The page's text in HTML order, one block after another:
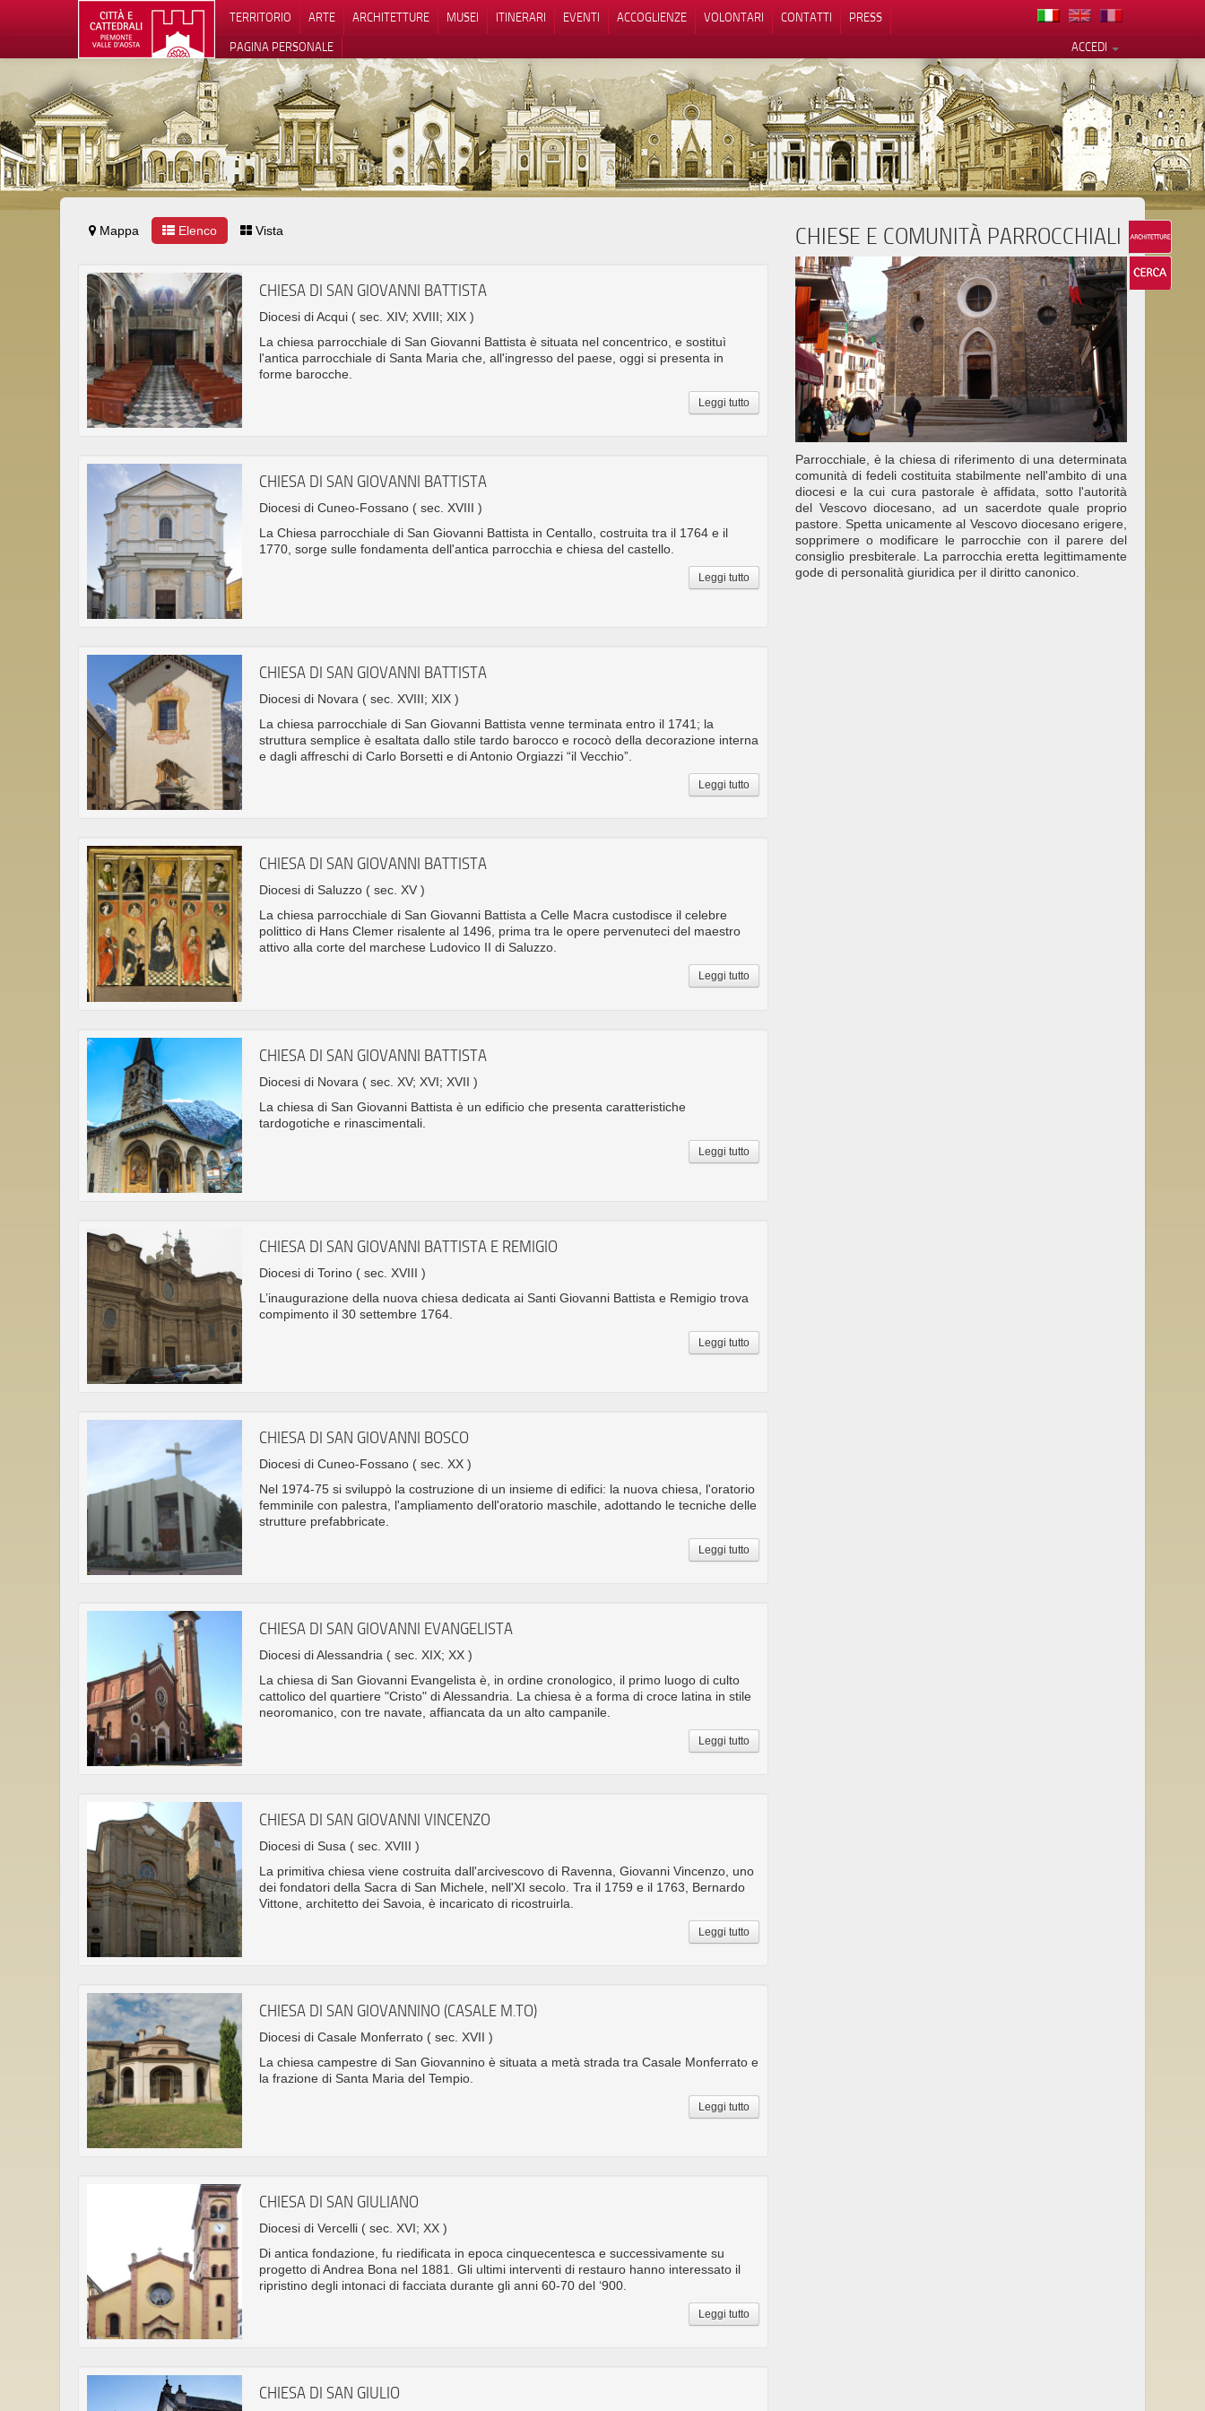
TERRITORIO ARTE ARCHITETTURE MUSEI ITINERARI EVENTI ACCOGLIENZE VOLONTARI CONTATTI
PRESS
ACCEDI
PAGINA PERSONALE
Mappa Elenco Vista
CHIESA DI SAN GIOVANNI BATTISTA
Diocesi di Acqui ( sec. XIV; XVIII; XIX )
La chiesa parrocchiale di San Giovanni Battista è situata nel concentrico, e sostituì
l'antica parrocchiale di Santa Maria che, all'ingresso del paese, oggi si presenta in
forme barocche.
Leggi tutto
CHIESA DI SAN GIOVANNI BATTISTA
Diocesi di Cuneo-Fossano ( sec. XVIII )
La Chiesa parrocchiale di San Giovanni Battista in Centallo, costruita tra il 1764 e il
1770, sorge sulle fondamenta dell'antica parrocchia e chiesa del castello.
Leggi tutto
CHIESA DI SAN GIOVANNI BATTISTA
Diocesi di Novara ( sec. XVIII; XIX )
La chiesa parrocchiale di San Giovanni Battista venne terminata entro il 1741; la
struttura semplice è esaltata dallo stile tardo barocco e rococò della decorazione interna
e dagli affreschi di Carlo Borsetti e di Antonio Orgiazzi “il Vecchio”.
Leggi tutto
CHIESA DI SAN GIOVANNI BATTISTA
Diocesi di Saluzzo ( sec. XV )
La chiesa parrocchiale di San Giovanni Battista a Celle Macra custodisce il celebre
polittico di Hans Clemer risalente al 1496, prima tra le opere pervenuteci del maestro
attivo alla corte del marchese Ludovico II di Saluzzo.
Leggi tutto
CHIESA DI SAN GIOVANNI BATTISTA
Diocesi di Novara ( sec. XV; XVI; XVII )
La chiesa di San Giovanni Battista è un edificio che presenta caratteristiche
tardogotiche e rinascimentali.
Leggi tutto
CHIESA DI SAN GIOVANNI BATTISTA E REMIGIO
Diocesi di Torino ( sec. XVIII )
L’inaugurazione della nuova chiesa dedicata ai Santi Giovanni Battista e Remigio trova
compimento il 30 settembre 1764.
Leggi tutto
CHIESA DI SAN GIOVANNI BOSCO
Diocesi di Cuneo-Fossano ( sec. XX )
Nel 1974-75 si sviluppò la costruzione di un insieme di edifici: la nuova chiesa, l'oratorio
femminile con palestra, l'ampliamento dell'oratorio maschile, adottando le tecniche delle
strutture prefabbricate.
Leggi tutto
CHIESA DI SAN GIOVANNI EVANGELISTA
Diocesi di Alessandria ( sec. XIX; XX )
La chiesa di San Giovanni Evangelista è, in ordine cronologico, il primo luogo di culto
cattolico del quartiere "Cristo" di Alessandria. La chiesa è a forma di croce latina in stile
neoromanico, con tre navate, affiancata da un alto campanile.
Leggi tutto
CHIESA DI SAN GIOVANNI VINCENZO
Diocesi di Susa ( sec. XVIII )
La primitiva chiesa viene costruita dall'arcivescovo di Ravenna, Giovanni Vincenzo, uno
dei fondatori della Sacra di San Michele, nell'XI secolo. Tra il 1759 e il 1763, Bernardo
Vittone, architetto dei Savoia, è incaricato di ricostruirla.
Leggi tutto
CHIESA DI SAN GIOVANNINO (CASALE M.TO)
Diocesi di Casale Monferrato ( sec. XVII )
La chiesa campestre di San Giovannino è situata a metà strada tra Casale Monferrato e
la frazione di Santa Maria del Tempio.
Leggi tutto
CHIESA DI SAN GIULIANO
Diocesi di Vercelli ( sec. XVI; XX )
Di antica fondazione, fu riedificata in epoca cinquecentesca e successivamente su
progetto di Andrea Bona nel 1881. Gli ultimi interventi di restauro hanno interessato il
ripristino degli intonaci di facciata durante gli anni 60-70 del ‘900.
Leggi tutto
CHIESA DI SAN GIULIO
CHIESE E COMUNITÀ PARROCCHIALI
Parrocchiale, è la chiesa di riferimento di una determinata
comunità di fedeli costituita stabilmente nell'ambito di una
diocesi e la cui cura pastorale è affidata, sotto l'autorità
del Vescovo diocesano, ad un sacerdote quale proprio
pastore. Spetta unicamente al Vescovo diocesano erigere,
sopprimere o modificare le parrocchie con il parere del
consiglio presbiterale. La parrocchia eretta legittimamente
gode di personalità giuridica per il diritto canonico.
Le tue preferenze relative alla privacy